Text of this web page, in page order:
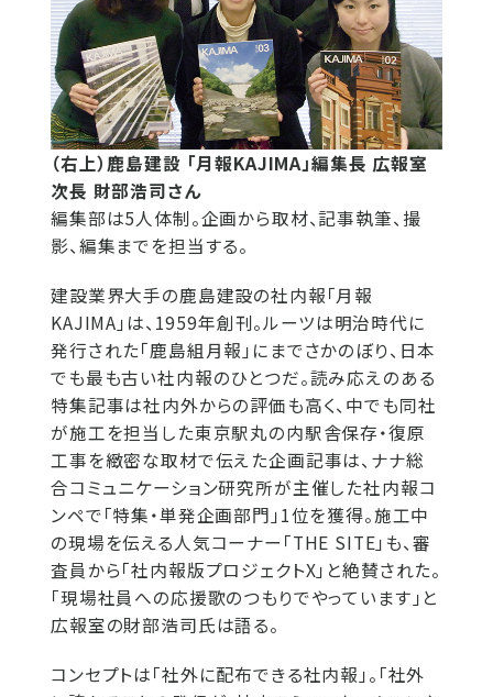
（右上）鹿島建設 「月報KAJIMA」編集長 広報室
次長 財部浩司さん
編集部は5人体制。企画から取材、記事執筆、撮
影、編集までを担当する。
建設業界大手の鹿島建設の社内報「月報
KAJIMA」は、1959年創刊。ルーツは明治時代に
発行された「鹿島組月報」にまでさかのぼり、日本
でも最も古い社内報のひとつだ。読み応えのある
特集記事は社内外からの評価も高く、中でも同社
が施工を担当した東京駅丸の内駅舎保存・復原
工事を緻密な取材で伝えた企画記事は、ナナ総
合コミュニケーション研究所が主催した社内報コ
ンペで「特集・単発企画部門」1位を獲得。施工中
の現場を伝える人気コーナー「THE SITE」も、審
査員から「社内報版プロジェクトX」と絶賛された。
「現場社員への応援歌のつもりでやっています」と
広報室の財部浩司氏は語る。
コンセプトは「社外に配布できる社内報」。「社外